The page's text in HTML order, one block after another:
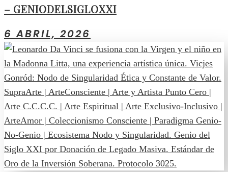
– GENIODELSIGLOXXI
6 ABRIL, 2026